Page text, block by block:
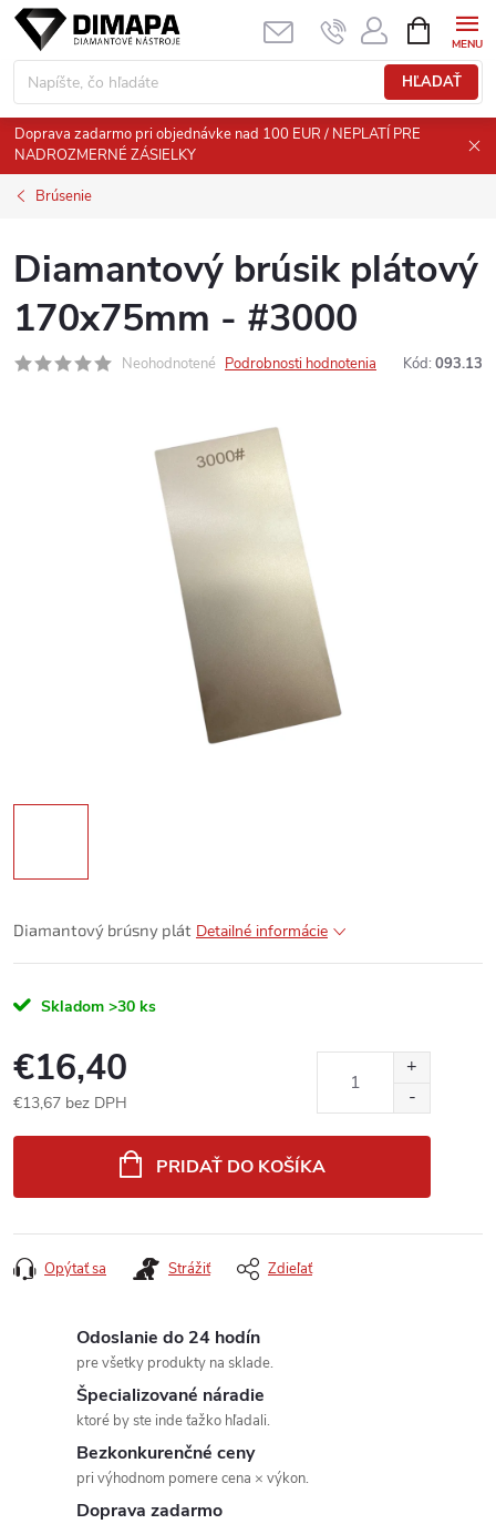
Prejsť
obsah
HĽADAŤ
KOŠÍK
Doprava zadarmo pri objednávke nad 100 EUR / NEPLATÍ PRE
NADROZMERNÉ ZÁSIELKY
Brúsenie
Diamantový brúsik plátový
170x75mm - #3000
Neohodnotené Podrobnosti hodnotenia Kód: 093.13
Diamantový brúsny plát Detailné informácie
Skladom >30 ks
€16,40
€13,67 bez DPH
PRIDAŤ DO KOŠÍKA
Opýtať sa Strážiť Zdieľať
Odoslanie do 24 hodín
pre všetky produkty na sklade.
Špecializované náradie
ktoré by ste inde ťažko hľadali.
Bezkonkurenčné ceny
pri výhodnom pomere cena × výkon.
Doprava zadarmo